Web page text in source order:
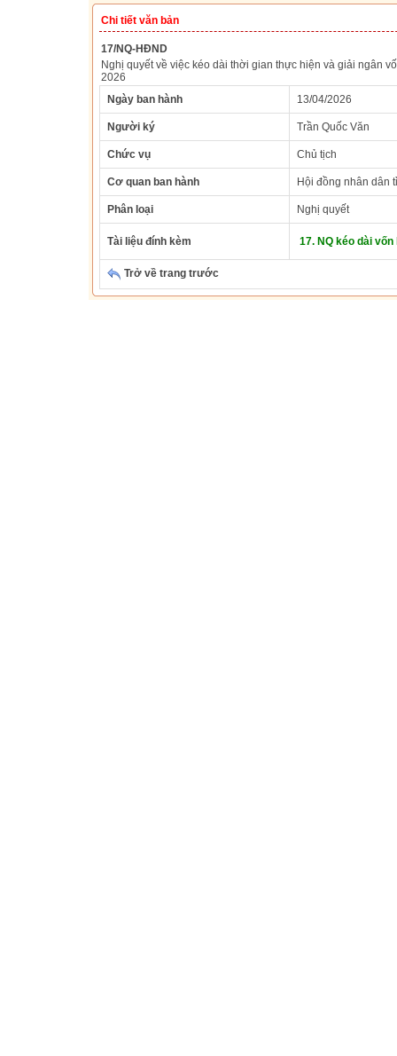
Chi tiết văn bản
17/NQ-HĐND
Nghị quyết về việc kéo dài thời gian thực hiện và giải ngân
2026
Ngày ban hành
13/04/2026
Người ký Trần Quốc Văn
Chức vụ Chủ tịch
Cơ quan ban hành Hội đồng nhân dân
Phân loại Nghị quyết
Tài liệu đính kèm 17. NQ kéo dài vốn
Trở về trang trước